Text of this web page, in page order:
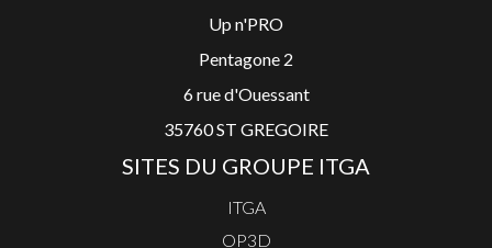
Up n'PRO
Pentagone 2
6 rue d'Ouessant
35760 ST GREGOIRE
SITES DU GROUPE ITGA
ITGA
OP3D